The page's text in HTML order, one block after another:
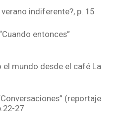
verano indiferente?, p. 15
entonces”
el mundo desde el café La
(reportaje
27